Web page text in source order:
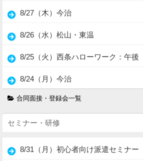
8/27（木）今治
8/26（水）松山・東温
8/25（火）西条ハローワーク：午後
8/24（月）今治
合同面接・登録会一覧
セミナー・研修
8/31（月）初心者向け派遣セミナー